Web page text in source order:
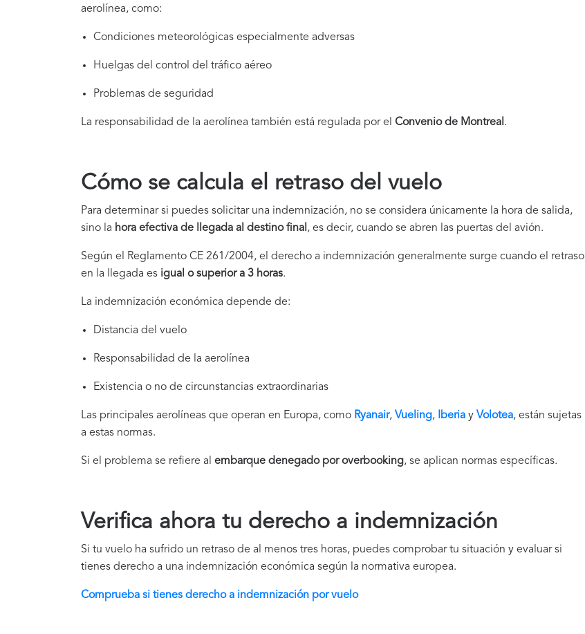
aerolínea, como:
Condiciones meteorológicas especialmente adversas
Huelgas del control del tráfico aéreo
Problemas de seguridad
La responsabilidad de la aerolínea también está regulada por el Convenio de Montreal .
Cómo se calcula el retraso del vuelo
Para determinar si puedes solicitar una indemnización, no se considera únicamente la hora de salida,
sino la hora efectiva de llegada al destino final , es decir, cuando se abren las puertas del avión.
Según el Reglamento CE 261/2004, el derecho a indemnización generalmente surge cuando el retraso
en la llegada es igual o superior a 3 horas.
La indemnización económica depende de:
Distancia del vuelo
Responsabilidad de la aerolínea
Existencia o no de circunstancias extraordinarias
Las principales aerolíneas que operan en Europa, como Ryanair, Vueling, Iberia y Volotea, están sujetas
a estas normas.
Si el problema se refiere al embarque denegado por overbooking, se aplican normas específicas.
Verifica ahora tu derecho a indemnización
Si tu vuelo ha sufrido un retraso de al menos tres horas, puedes comprobar tu situación y evaluar si
tienes derecho a una indemnización económica según la normativa europea.
Comprueba si tienes derecho a indemnización por vuelo